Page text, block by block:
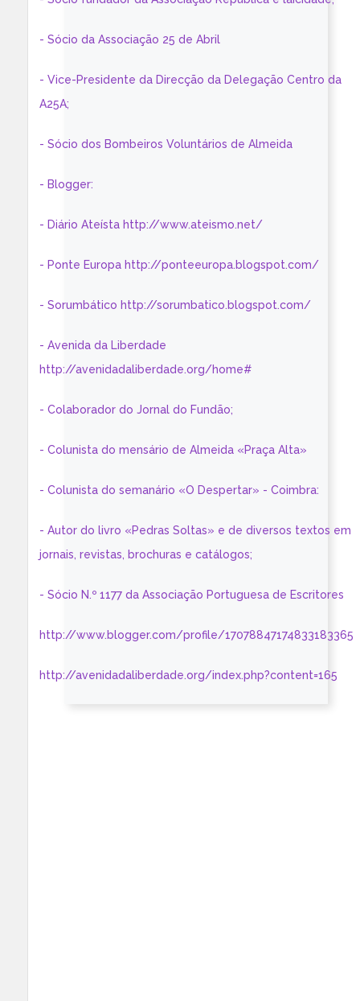
- Sócio da Associação 25 de Abril
- Vice-Presidente da Direcção da Delegação Centro da
A25A;
- Sócio dos Bombeiros Voluntários de Almeida
- Blogger:
- Diário Ateísta http://www.ateismo.net/
- Ponte Europa http://ponteeuropa.blogspot.com/
- Sorumbático http://sorumbatico.blogspot.com/
- Avenida da Liberdade
http://avenidadaliberdade.org/home#
- Colaborador do Jornal do Fundão;
- Colunista do mensário de Almeida «Praça Alta»
- Colunista do semanário «O Despertar» - Coimbra:
- Autor do livro «Pedras Soltas» e de diversos textos em
jornais, revistas, brochuras e catálogos;
- Sócio N.º 1177 da Associação Portuguesa de Escritores
http://www.blogger.com/profile/17078847174833183365
http://avenidadaliberdade.org/index.php?content=165